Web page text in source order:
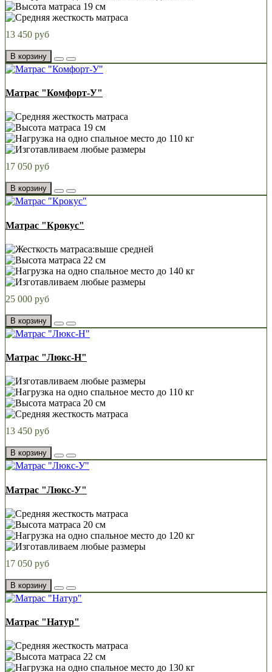
13 450 руб
В корзину
Матрас "Комфорт-У"
17 050 руб
В корзину
Матрас "Крокус"
25 000 руб
В корзину
Матрас "Люкс-Н"
13 450 руб
В корзину
Матрас "Люкс-У"
17 050 руб
В корзину
Матрас "Натур"